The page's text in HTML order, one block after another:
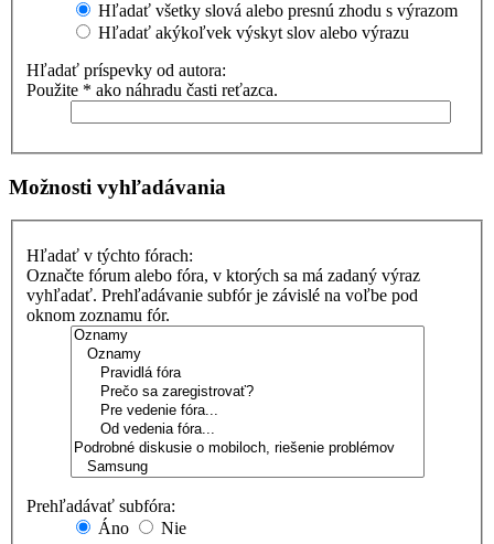
Hľadať všetky slová alebo presnú zhodu s výrazom
Hľadať akýkoľvek výskyt slov alebo výrazu
Hľadať príspevky od autora:
Použite * ako náhradu časti reťazca.
Možnosti vyhľadávania
Hľadať v týchto fórach:
Označte fórum alebo fóra, v ktorých sa má zadaný výraz
vyhľadať. Prehľadávanie subfór je závislé na voľbe pod
oknom zoznamu fór.
Prehľadávať subfóra:
Áno
Nie